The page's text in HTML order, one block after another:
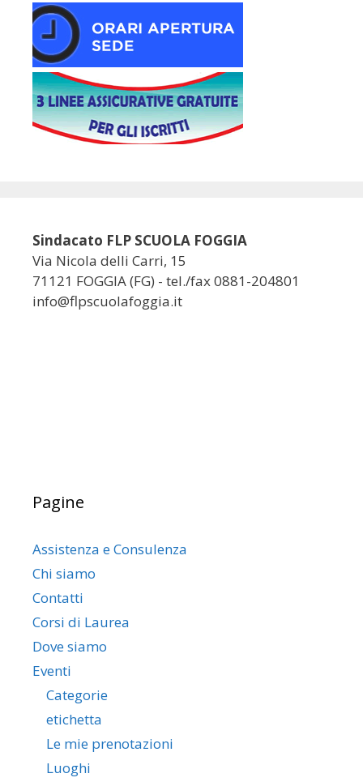
Sindacato FLP SCUOLA FOGGIA
Via Nicola delli Carri, 15
71121 FOGGIA (FG) - tel./fax 0881-204801
info@flpscuolafoggia.it
Pagine
Assistenza e Consulenza
Chi siamo
Contatti
Corsi di Laurea
Dove siamo
Eventi
Categorie
etichetta
Le mie prenotazioni
Luoghi